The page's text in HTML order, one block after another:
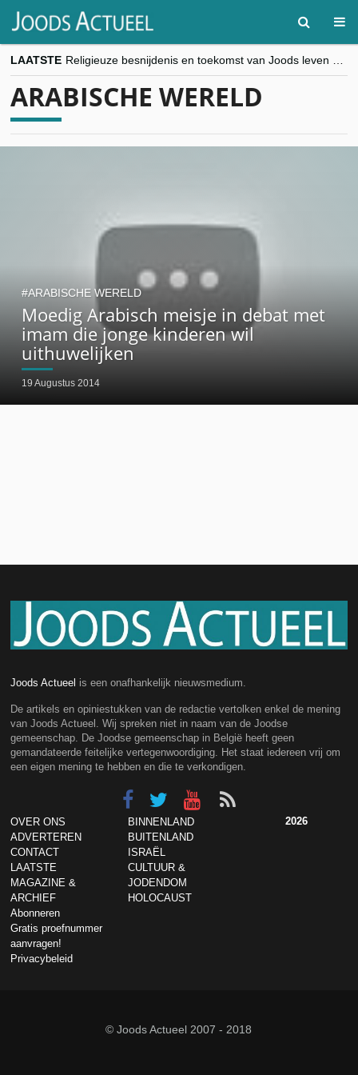
LAATSTE
“Besnijdenisdebat toont hoe moeilijk seculiere Westen minderheden begrijpt”, Jinnih Beels (Vooruit)
ARABISCHE WERELD
Moedig Arabisch meisje in debat met
imam die jonge kinderen wil
uithuwelijken
19 Augustus 2014
ARABISCHE WERELD
Joods Actueel is een onafhankelijk nieuwsmedium.
De artikels en opiniestukken van de redactie vertolken enkel de mening
van Joods Actueel. Wij spreken niet in naam van de Joodse
gemeenschap. De Joodse gemeenschap in België heeft geen
gemandateerde feitelijke vertegenwoordiging. Het staat iedereen vrij om
een eigen mening te hebben en die te verkondigen.
OVER ONS
ADVERTEREN
CONTACT
LAATSTE
MAGAZINE &
ARCHIEF
Abonneren
Gratis proefnummer
aanvragen!
Privacybeleid
BINNENLAND
BUITENLAND
ISRAËL
CULTUUR &
JODENDOM
HOLOCAUST
2026
© Joods Actueel 2007 - 2018